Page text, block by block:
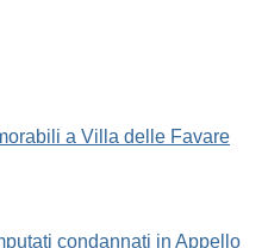
a Villa delle Favare
condannati in Appello